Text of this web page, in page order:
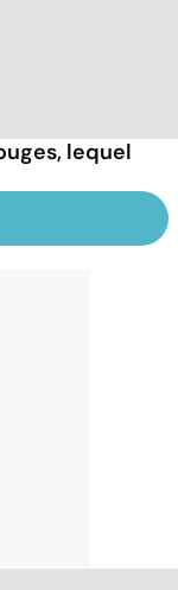
lequel